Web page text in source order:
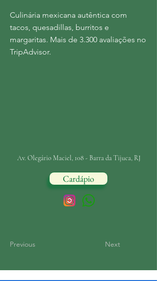
Culinária mexicana autêntica com
tacos, quesadillas, burritos e
margaritas. Mais de 3.300 avaliações no
TripAdvisor.
Av. Olegário Maciel, 108 - Barra da Tijuca, RJ
Cardápio
Previous Next